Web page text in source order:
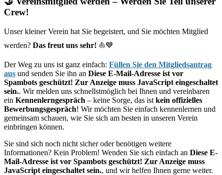
Crew!
Unser kleiner Verein hat Sie begeistert, und Sie möchten Mitglied
werden? Das freut uns sehr! ⛵💙
Der Weg zu uns ist ganz einfach: Füllen Sie den Mitgliedsantrag
aus und senden Sie ihn an Diese E-Mail-Adresse ist vor
Spambots geschützt! Zur Anzeige muss JavaScript eingeschaltet
sein.. Wir melden uns schnellstmöglich bei Ihnen und vereinbaren
ein Kennenlerngespräch – keine Sorge, das ist kein offizielles
Bewerbungsgespräch! Wir möchten Sie einfach kennenlernen und
gemeinsam schauen, wie Sie sich am besten in unseren Verein
einbringen können.
Sie sind sich noch nicht sicher oder benötigen weitere
Informationen? Kein Problem! Wenden Sie sich einfach an Diese E-
Mail-Adresse ist vor Spambots geschützt! Zur Anzeige muss
JavaScript eingeschaltet sein., und wir helfen Ihnen gerne weiter.